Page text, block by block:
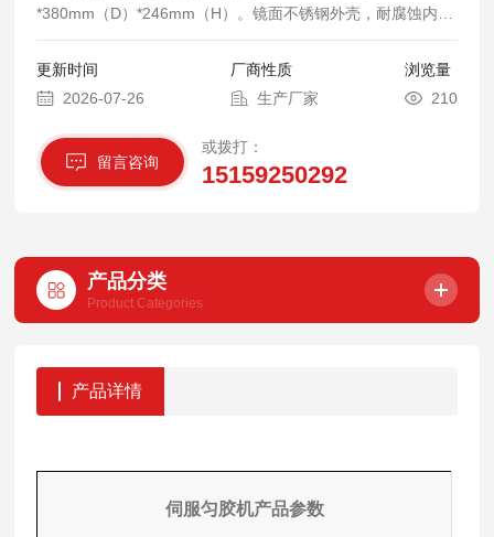
*380mm（D）*246mm（H）。镜面不锈钢外壳，耐腐蚀内
腔。
更新时间
2026-07-26
厂商性质
生产厂家
浏览量
210
留言咨询
或拨打：
15159250292
产品分类
Product Categories
产品详情
伺服匀胶机产品参数